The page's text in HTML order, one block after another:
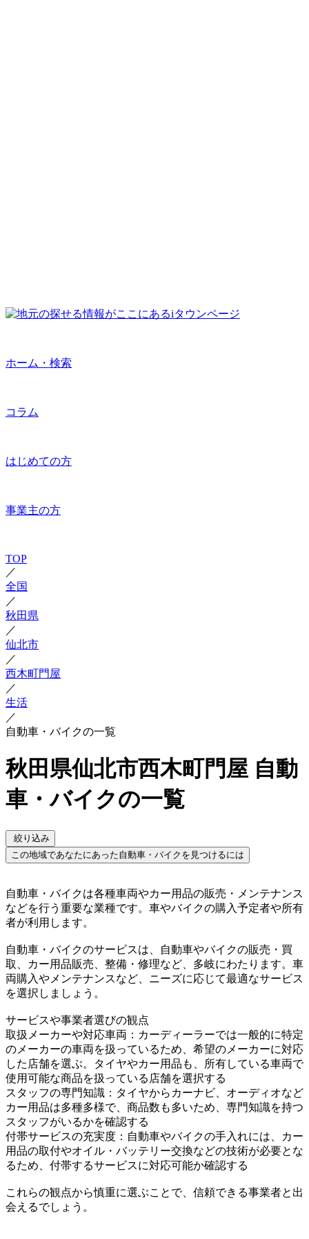
ホーム・検索
コラム
はじめての方
事業主の方
TOP
／
全国
／
秋田県
／
仙北市
／
西木町門屋
／
生活
／
自動車・バイクの一覧
秋田県仙北市西木町門屋 自動
車・バイクの一覧
絞り込み
この地域であなたにあった自動車・バイクを見つけるには
自動車・バイクは各種車両やカー用品の販売・メンテナンス
などを行う重要な業種です。車やバイクの購入予定者や所有
者が利用します。
自動車・バイクのサービスは、自動車やバイクの販売・買
取、カー用品販売、整備・修理など、多岐にわたります。車
両購入やメンテナンスなど、ニーズに応じて最適なサービス
を選択しましょう。
サービスや事業者選びの観点
取扱メーカーや対応車両：カーディーラーでは一般的に特定
のメーカーの車両を扱っているため、希望のメーカーに対応
した店舗を選ぶ。タイヤやカー用品も、所有している車両で
使用可能な商品を扱っている店舗を選択する
スタッフの専門知識：タイヤからカーナビ、オーディオなど
カー用品は多種多様で、商品数も多いため、専門知識を持つ
スタッフがいるかを確認する
付帯サービスの充実度：自動車やバイクの手入れには、カー
用品の取付やオイル・バッテリー交換などの技術が必要とな
るため、付帯するサービスに対応可能か確認する
これらの観点から慎重に選ぶことで、信頼できる事業者と出
会えるでしょう。